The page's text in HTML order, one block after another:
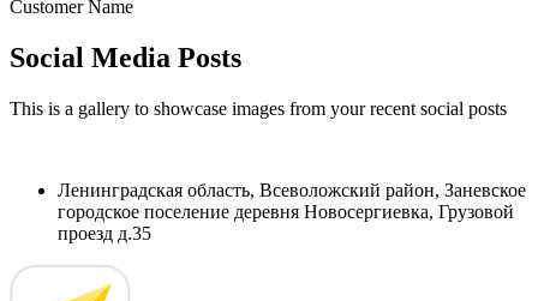
Customer Name
Social Media Posts
This is a gallery to showcase images from your recent social posts
Ленинградская область, Всеволожский район, Заневское
городское поселение деревня Новосергиевка, Грузовой
проезд д.35